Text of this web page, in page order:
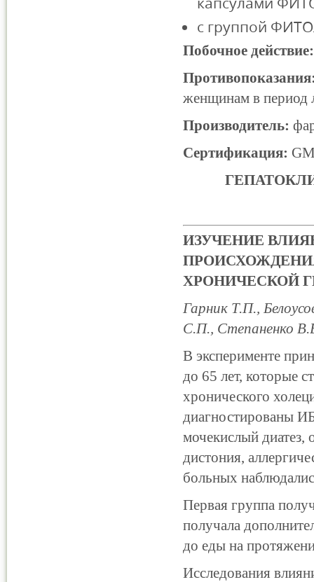
с группой
Побочное действие:
женщинам в период
Производитель:
Сертификация:
ИЗУЧЕНИЕ
ХРОНИЧЕСКОЙ
Гарник Т.П.,
С.П., Степаненко
В эксперименте
до 65 лет, которые
хронического
диагностированы
мочекислый диатез,
дистония,
больных
Первая группа
получала
до еды на
Исследования